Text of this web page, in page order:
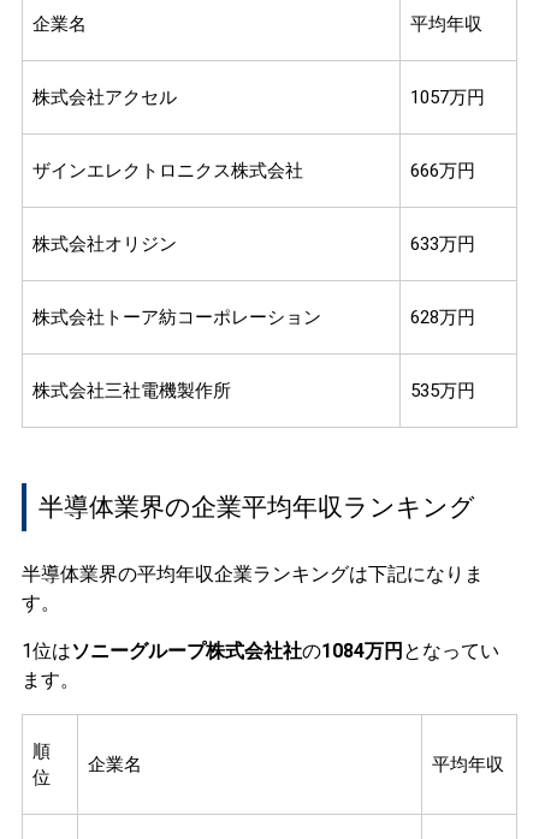
企業名 平均年収
株式会社アクセル 1057万円
ザインエレクトロニクス株式会社 666万円
株式会社オリジン 633万円
株式会社トーア紡コーポレーション 628万円
株式会社三社電機製作所 535万円
半導体業界の企業平均年収ランキング
半導体業界の平均年収企業ランキングは下記になりま
す。
1位はソニーグループ株式会社社の1084万円 となってい
ます。
順
位
企業名 平均年収